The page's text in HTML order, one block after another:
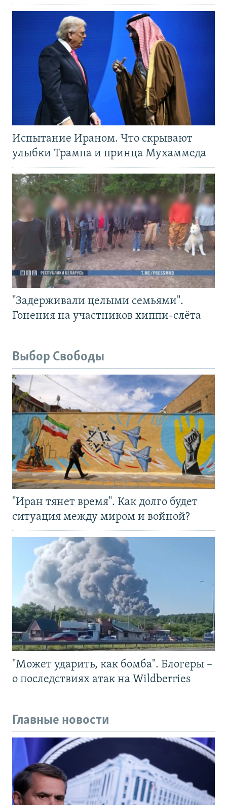
Испытание Ираном. Что скрывают
улыбки Трампа и принца Мухаммеда
"Задерживали целыми семьями".
Гонения на участников хиппи-слёта
Выбор Свободы
"Иран тянет время". Как долго будет
ситуация между миром и войной?
"Может ударить, как бомба". Блогеры –
о последствиях атак на Wildberries
Главные новости